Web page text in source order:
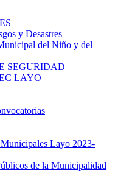
y Desastres
del Niño y del
SEGURIDAD
LAYO
Layo 2023-
de la Municipalidad